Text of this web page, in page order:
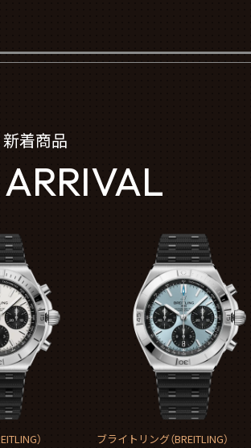
新着商品
） ブライトリング（BREITLING）